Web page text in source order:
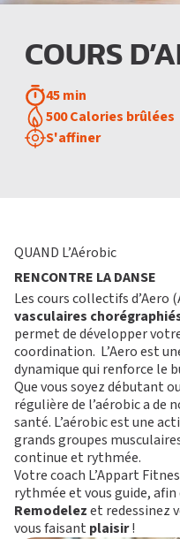
COURS
45 min
500 Calories brûlées
S'affiner
QUAND L’Aérobic
RENCONTRE LA DANSE
Les cours collectifs d’Aero
vasculaires
permet de développer
coordination. L’Aero est
dynamique qui renforce le
Que vous soyez débutant
régulière de l’aérobic a de
santé. L’aérobic est une
grands groupes
continue et rythmée.
Votre coach L’Appart
rythmée et vous guide,
Remodelezet redessinez
vous faisant plaisir!